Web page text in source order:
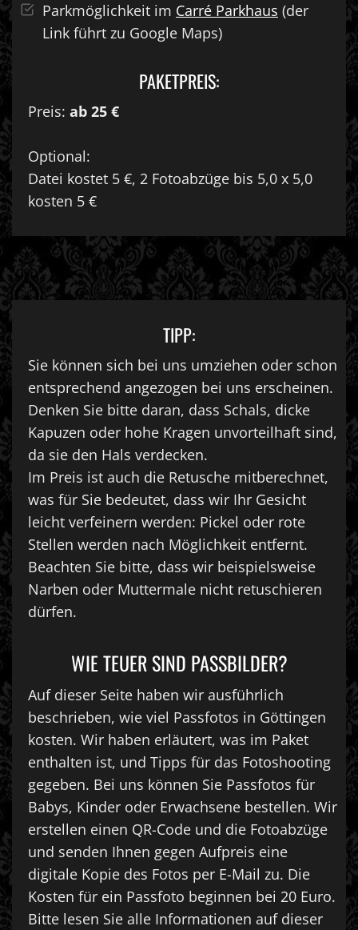
Parkmöglichkeit im Carré Parkhaus (der
Link führt zu Google Maps)
PAKETPREIS:
Preis: ab 25 €
Optional:
Datei kostet 5 €, 2 Fotoabzüge bis 5,0 x 5,0
kosten 5 €
TIPP:
Sie können sich bei uns umziehen oder schon
entsprechend angezogen bei uns erscheinen.
Denken Sie bitte daran, dass Schals, dicke
Kapuzen oder hohe Kragen unvorteilhaft sind,
da sie den Hals verdecken.
Im Preis ist auch die Retusche mitberechnet,
was für Sie bedeutet, dass wir Ihr Gesicht
leicht verfeinern werden: Pickel oder rote
Stellen werden nach Möglichkeit entfernt.
Beachten Sie bitte, dass wir beispielsweise
Narben oder Muttermale nicht retuschieren
dürfen.
WIE TEUER SIND PASSBILDER?
Auf dieser Seite haben wir ausführlich
beschrieben, wie viel Passfotos in Göttingen
kosten. Wir haben erläutert, was im Paket
enthalten ist, und Tipps für das Fotoshooting
gegeben. Bei uns können Sie Passfotos für
Babys, Kinder oder Erwachsene bestellen. Wir
erstellen einen QR-Code und die Fotoabzüge
und senden Ihnen gegen Aufpreis eine
digitale Kopie des Fotos per E-Mail zu. Die
Kosten für ein Passfoto beginnen bei 20 Euro.
Bitte lesen Sie alle Informationen auf dieser